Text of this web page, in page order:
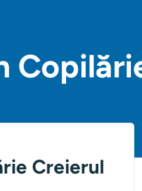
Creierul